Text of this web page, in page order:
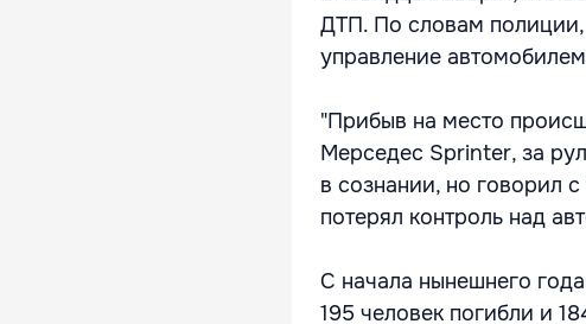
ДТП. По словам полиции,
управление
"Прибыв на место
Мерседес Sprinter, за
в сознании, но говорил
потерял контроль над
С начала нынешнего
195 человек погибли и